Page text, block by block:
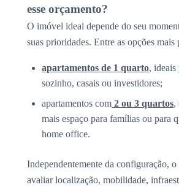
esse orçamento?
O imóvel ideal depende do seu
suas prioridades. Entre as opções mais
apartamentos de 1 quarto, ideais
sozinho, casais ou investidores;
apartamentos com 2 ou 3 quartos,
mais espaço para famílias ou para
home office.
Independentemente da configuração,
avaliar localização, mobilidade,